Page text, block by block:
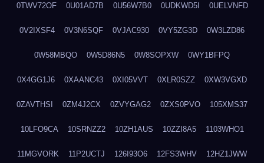
0TWV72OF 0U01AD7B 0U56W7B0 0UDKWD5I 0UELVNFD
0V2IXSF4 0V3N6SQF 0VJAC930 0VY5ZG3D 0W3LZD86
0W58MBQO 0W5D86N5 0W8SOPXW 0WY1BFPQ
0X4GG1J6 0XAANC43 0XI05VVT 0XLR0SZZ 0XW3VGXD
0ZAVTHSI 0ZM4J2CX 0ZVYGAG2 0ZXS0PVO 105XMS37
10LFO9CA 10SRNZZ2 10ZH1AUS 10ZZI8A5 1103WHO1
11MGVORK 11P2UCTJ 126I93O6 12FS3WHV 12HZ1JWW